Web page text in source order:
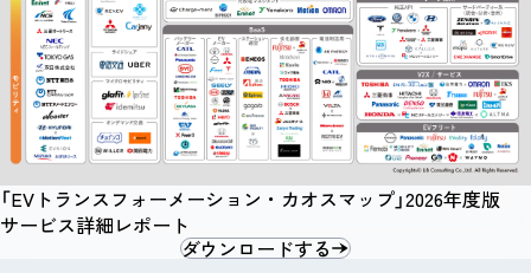
「EVトランスフォーメーション・カオスマップ」2026年度版
サービス詳細レポート
ダウンロードする